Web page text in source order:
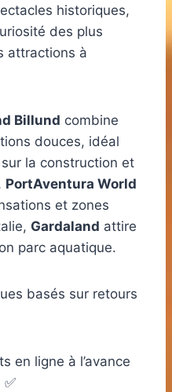
historiques,
des plus
attractions à
Billund combine
douces, idéal
la construction et
PortAventura World
et zones
Gardaland attire
parc aquatique.
basés sur retours
en ligne à l’avance